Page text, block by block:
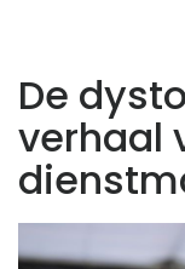
De
verhaal